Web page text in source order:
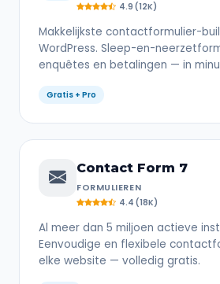
4.9 (12K)
Makkelijkste contactformulier-
WordPress. Sleep-en-
enquêtes en betalingen — in
Gratis + Pro
Contact Form 7
FORMULIEREN
4.4 (18K)
Al meer dan 5 miljoen actieve
Eenvoudige en flexibele
elke website — volledig gratis.